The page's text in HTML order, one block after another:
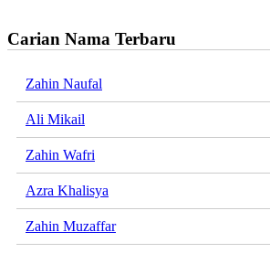
Carian Nama Terbaru
Zahin Naufal
Ali Mikail
Zahin Wafri
Azra Khalisya
Zahin Muzaffar